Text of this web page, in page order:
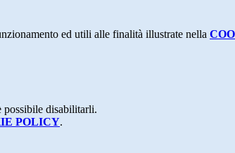
ed utili alle finalità illustrate nella
possibile disabilitarli.
POLICY.